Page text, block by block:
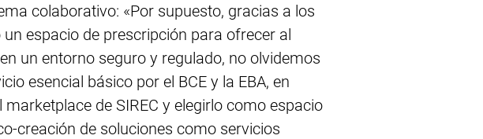
colaborativo: «Por supuesto, gracias a los
espacio de prescripción para ofrecer al
un entorno seguro y regulado, no olvidemos
esencial básico por el BCE y la EBA, en
de SIREC y elegirlo como espacio
creación de soluciones como servicios